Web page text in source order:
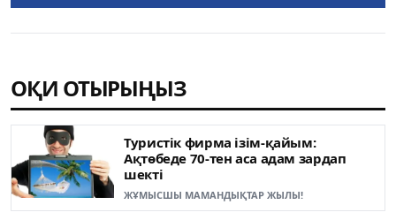
ОҚИ ОТЫРЫҢЫЗ
Туристік фирма ізім-қайым:
Ақтөбеде 70-тен аса адам зардап
шекті
ЖҰМЫСШЫ МАМАНДЫҚТАР ЖЫЛЫ!